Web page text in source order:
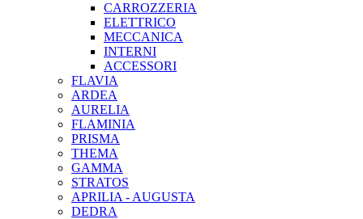
CARROZZERIA
ELETTRICO
MECCANICA
INTERNI
ACCESSORI
FLAVIA
ARDEA
AURELIA
FLAMINIA
PRISMA
THEMA
GAMMA
STRATOS
APRILIA - AUGUSTA
DEDRA